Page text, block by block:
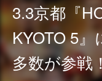
3.3京都『
KYOTO 5
多数が参戦